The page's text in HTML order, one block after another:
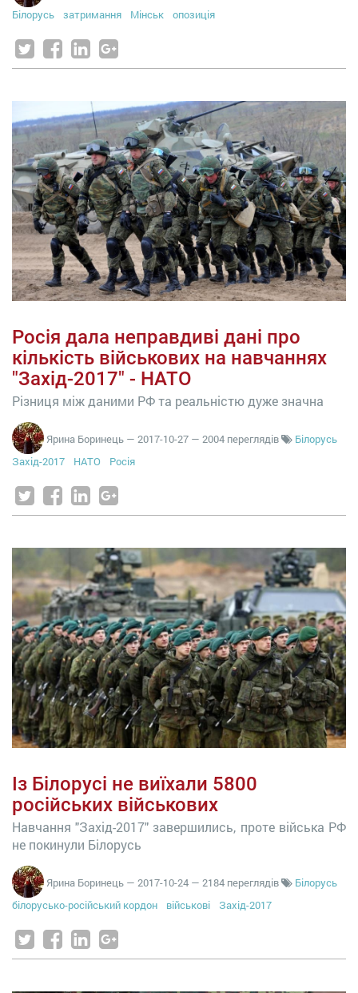
Білорусь
затримання Мінськ опозиція
Росія дала неправдиві дані про
кількість військових на навчаннях
"Захід-2017" - НАТО
Різниця між даними РФ та реальністю дуже значна
Ярина Боринець — 2017-10-27 — 2004 переглядів
Білорусь
Захід-2017
НАТО Росія
Із Білорусі не виїхали 5800
російських військових
Навчання "Захід-2017" завершились, проте війська РФ
не покинули Білорусь
Ярина Боринець — 2017-10-24 — 2184 переглядів
Білорусь
білорусько-російський кордон
військові Захід-2017